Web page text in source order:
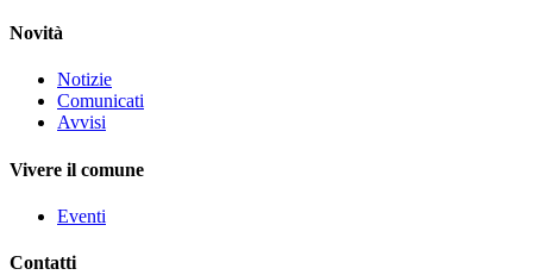
Novità
Notizie
Comunicati
Avvisi
Vivere il comune
Eventi
Contatti